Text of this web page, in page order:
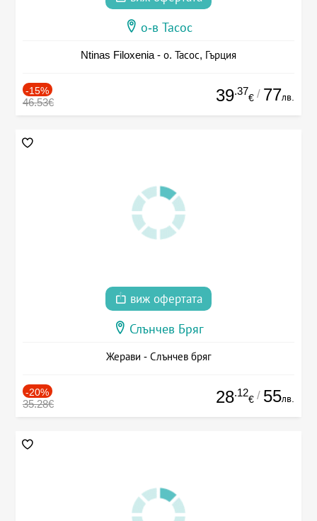
о-в Тасос
Ntinas Filoxenia - о. Тасос, Гърция
-15%
46.53€ 39.37
€ / 77лв.
виж офертата
Слънчев Бряг
Жерави - Слънчев бряг
-20%
35.28€ 28.12
€ / 55лв.